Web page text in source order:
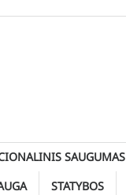
SAUGUMAS
STATYBOS